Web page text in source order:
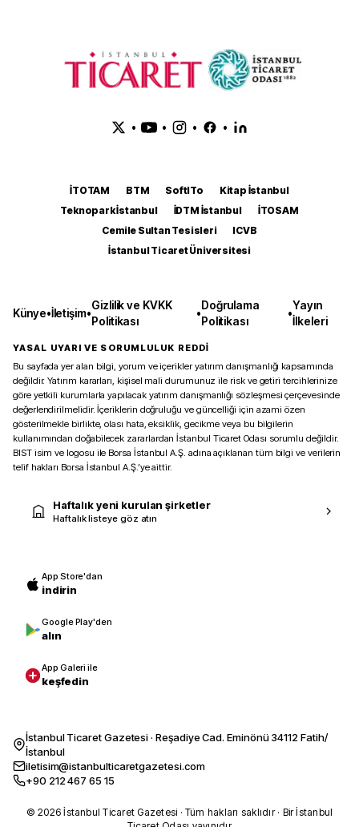
• • • •
İTOTAM BTM SoftITo
Kitap İstanbul
Teknopark İstanbul
İDTM İstanbul
İTOSAM
Cemile Sultan Tesisleri
ICVB
İstanbul Ticaret Üniversitesi
Künye•İletişim•
Gizlilik ve KVKK
Politikası
•
Doğrulama
Politikası
•
Yayın
İlkeleri
YASAL UYARI VE SORUMLULUK REDDİ
Bu sayfada yer alan bilgi, yorum ve içerikler yatırım danışmanlığı kapsamında
değildir. Yatırım kararları, kişisel mali durumunuz ile risk ve getiri tercihlerinize
göre yetkili kurumlarla yapılacak yatırım danışmanlığı sözleşmesi çerçevesinde
değerlendirilmelidir. İçeriklerin doğruluğu ve güncelliği için azami özen
gösterilmekle birlikte, olası hata, eksiklik, gecikme veya bu bilgilerin
kullanımından doğabilecek zararlardan İstanbul Ticaret Odası sorumlu değildir.
BIST isim ve logosu ile Borsa İstanbul A.Ş. adına açıklanan tüm bilgi ve verilerin
telif hakları Borsa İstanbul A.Ş.’ye aittir.
Haftalık yeni kurulan şirketler
Haftalık listeye göz atın
App Store'dan
indirin
Google Play'den
alın
App Galeri ile
keşfedin
İstanbul Ticaret Gazetesi · Reşadiye Cad. Eminönü 34112 Fatih/
İstanbul
iletisim@istanbulticaretgazetesi.com
+90 212 467 65 15
© 2026 İstanbul Ticaret Gazetesi · Tüm hakları saklıdır · Bir İstanbul